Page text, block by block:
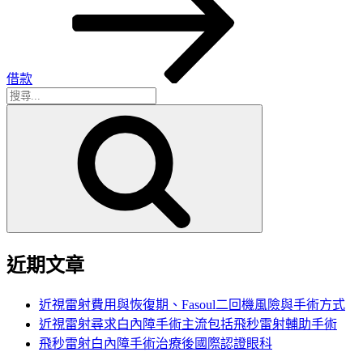
借款
搜
近期文章
近視雷射費用與恢復期、Fasoul二回機風險與手術方式
近視雷射尋求白內障手術主流包括飛秒雷射輔助手術
飛秒雷射白內障手術治療後國際認證眼科